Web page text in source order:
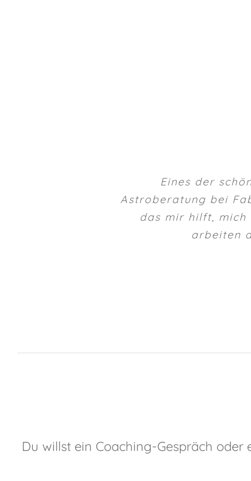
Eines der
Astroberatung bei
das mir hilft, mich
arbeiten
Du willst ein Coaching-Gespräch